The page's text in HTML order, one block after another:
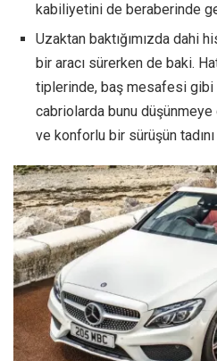
kabiliyetini de beraberinde
Uzaktan baktığımızda dahi
bir aracı sürerken de baki.
tiplerinde, baş mesafesi
cabriolarda bunu
ve konforlu bir sürüşün